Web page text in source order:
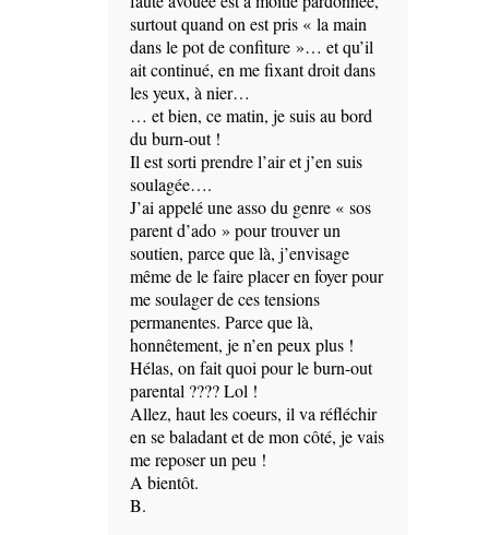
surtout quand on est pris « la main
dans le pot de confiture »… et qu’il
ait continué, en me fixant droit dans
les yeux, à nier…
… et bien, ce matin, je suis au bord
du burn-out !
Il est sorti prendre l’air et j’en suis
soulagée….
J’ai appelé une asso du genre « sos
parent d’ado » pour trouver un
soutien, parce que là, j’envisage
même de le faire placer en foyer pour
me soulager de ces tensions
permanentes. Parce que là,
honnêtement, je n’en peux plus !
Hélas, on fait quoi pour le burn-out
parental ???? Lol !
Allez, haut les coeurs, il va réfléchir
en se baladant et de mon côté, je vais
me reposer un peu !
A bientôt.
B.